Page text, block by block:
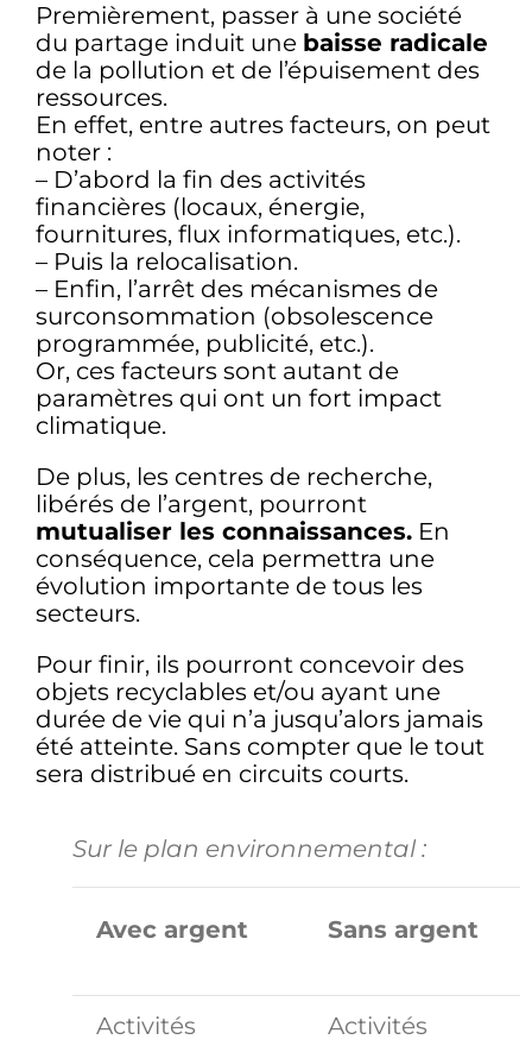
Premièrement, passer à une société
du partage induit une baisse radicale
de la pollution et de l’épuisement des
ressources.
En effet, entre autres facteurs, on peut
noter :
– D’abord la fin des activités
financières (locaux, énergie,
fournitures, flux informatiques, etc.).
– Puis la relocalisation.
– Enfin, l’arrêt des mécanismes de
surconsommation (obsolescence
programmée, publicité, etc.).
Or, ces facteurs sont autant de
paramètres qui ont un fort impact
climatique.
De plus, les centres de recherche,
libérés de l’argent, pourront
mutualiser les connaissances.En
conséquence, cela permettra une
évolution importante de tous les
secteurs.
Pour finir, ils pourront concevoir des
objets recyclables et/ou ayant une
durée de vie qui n’a jusqu’alors jamais
été atteinte. Sans compter que le tout
sera distribué en circuits courts.
Sur le plan environnemental :
Avec argent Sans argent
Activités
Activités